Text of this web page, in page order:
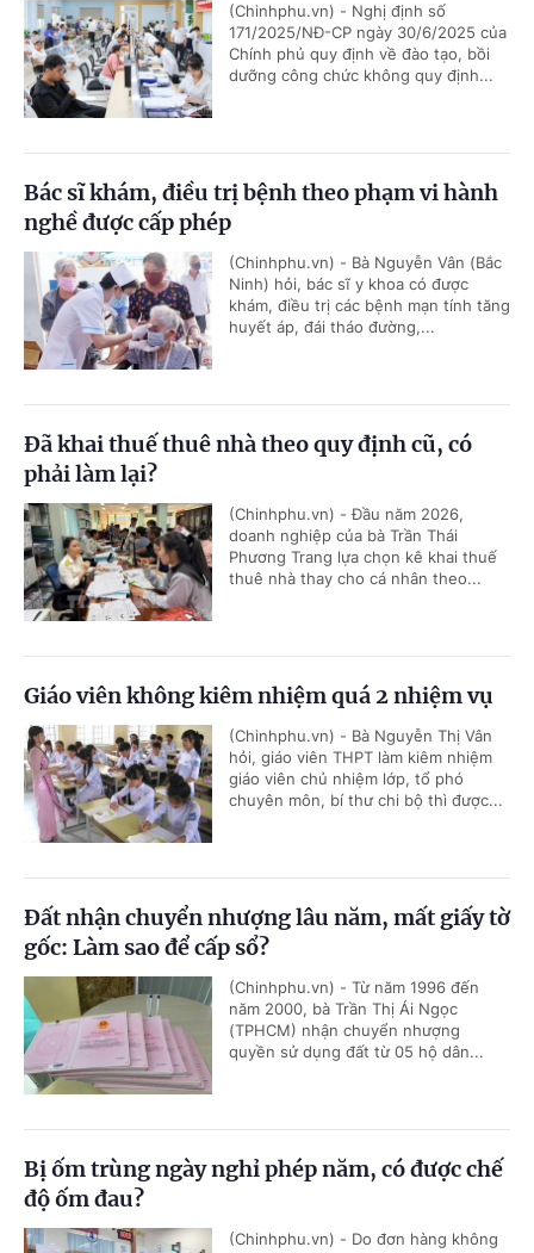
(Chinhphu.vn) - Nghị định số
171/2025/NĐ-CP ngày 30/6/2025 của
Chính phủ quy định về đào tạo, bồi
dưỡng công chức không quy định...
Bác sĩ khám, điều trị bệnh theo phạm vi hành
nghề được cấp phép
(Chinhphu.vn) - Bà Nguyễn Vân (Bắc
Ninh) hỏi, bác sĩ y khoa có được
khám, điều trị các bệnh mạn tính tăng
huyết áp, đái tháo đường,...
Đã khai thuế thuê nhà theo quy định cũ, có
phải làm lại?
(Chinhphu.vn) - Đầu năm 2026,
doanh nghiệp của bà Trần Thái
Phương Trang lựa chọn kê khai thuế
thuê nhà thay cho cá nhân theo...
Giáo viên không kiêm nhiệm quá 2 nhiệm vụ
(Chinhphu.vn) - Bà Nguyễn Thị Vân
hỏi, giáo viên THPT làm kiêm nhiệm
giáo viên chủ nhiệm lớp, tổ phó
chuyên môn, bí thư chi bộ thì được...
Đất nhận chuyển nhượng lâu năm, mất giấy tờ
gốc: Làm sao để cấp sổ?
(Chinhphu.vn) - Từ năm 1996 đến
năm 2000, bà Trần Thị Ái Ngọc
(TPHCM) nhận chuyển nhượng
quyền sử dụng đất từ 05 hộ dân...
Bị ốm trùng ngày nghỉ phép năm, có được chế
độ ốm đau?
(Chinhphu.vn) - Do đơn hàng không